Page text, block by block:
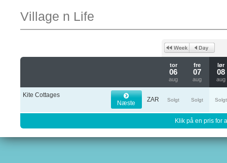
Village n Life
tor
06
aug
fre
07
aug
lør
08
aug
Kite Cottages
Næste
ZAR Solgt Solgt Solgt
Klik på en pris for